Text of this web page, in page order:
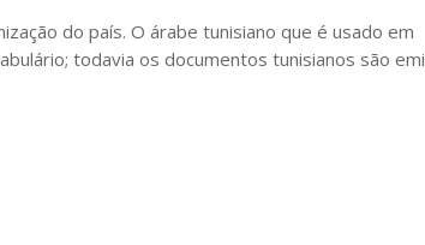
do país. O árabe tunisiano que é usado em
todavia os documentos tunisianos são